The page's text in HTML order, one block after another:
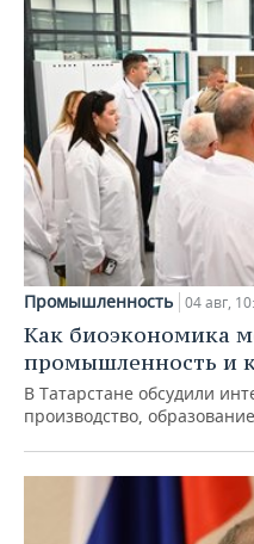
Промышленность 04 авг,
Как биоэкономика
промышленность и
В Татарстане обсудили
производство,